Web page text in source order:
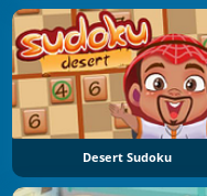
Desert Sudoku